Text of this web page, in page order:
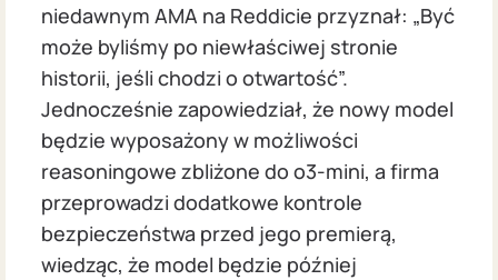
niedawnym AMA na Reddicie przyznał: „Być
może byliśmy po niewłaściwej stronie
historii, jeśli chodzi o otwartość”.
Jednocześnie zapowiedział, że nowy model
będzie wyposażony w możliwości
reasoningowe zbliżone do o3-mini, a firma
przeprowadzi dodatkowe kontrole
bezpieczeństwa przed jego premierą,
wiedząc, że model będzie później